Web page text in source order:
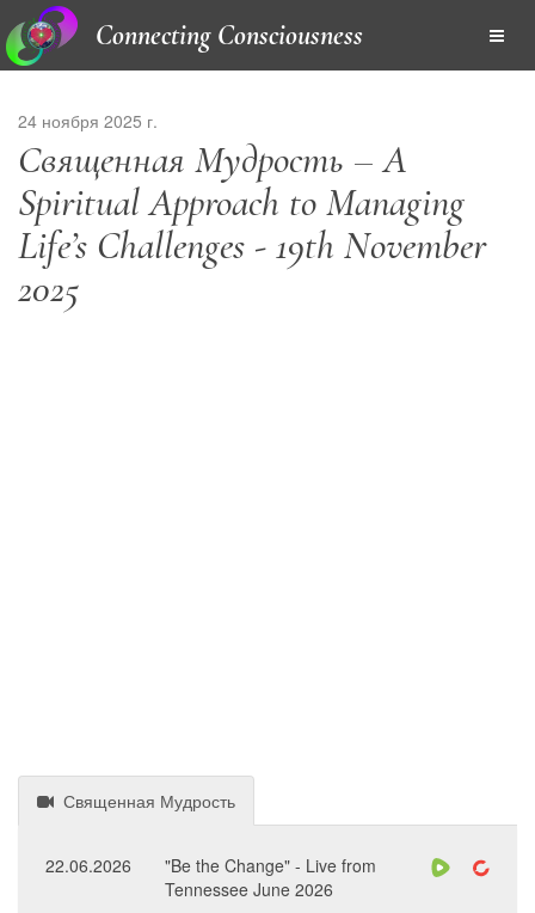
Connecting Consciousness
24 ноября 2025 г.
Священная Мудрость – A
Spiritual Approach to Managing
Life’s Challenges - 19th November
2025
Священная Мудрость
22.06.2026
"Be the Change" - Live from
Tennessee June 2026